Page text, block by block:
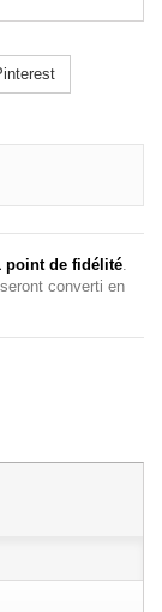
point de fidélité
converti en